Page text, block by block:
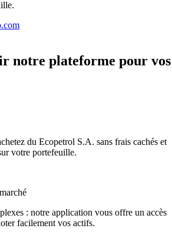
notre plateforme pour vos
du Ecopetrol S.A. sans frais cachés et
votre portefeuille.
: notre application vous offre un accès
facilement vos actifs.